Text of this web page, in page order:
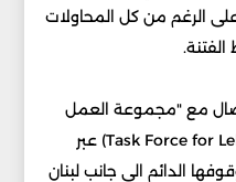
الرغم من كل المحاولات
مع "مجموعة العمل
الأميركية من أجل لبنان" (Task Force for Lebanon) عبر
الدائم الى جانب لبنان